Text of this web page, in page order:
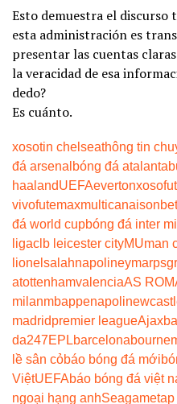
Esto demuestra el discurso
esta administración es
presentar las cuentas
la veracidad de esa
dedo?
Es cuánto.
xosotin chelseathông tin
đá arsenal bóng đá atalanta
haalandUEFAevertonxoso
vivofutemaxmulticanaisonbet
đá world cupbóng đá inter
ligaclb leicester cityMUman
lionel salahnapolineymarpsg
atottenhamvalenciaAS
milanmbappenapoli
madridpremier leagueAjax
da247EPLbarcelona
lề sân cỏbáo bóng đá mới
ViệtUEFAbáo bóng đá việt
ngoại hạng anhSeagametap